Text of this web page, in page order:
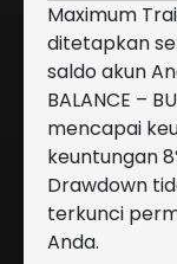
Maximum
ditetapkan
saldo akun
BALANCE –
mencapai
keuntungan
Drawdown
terkunci
Anda.